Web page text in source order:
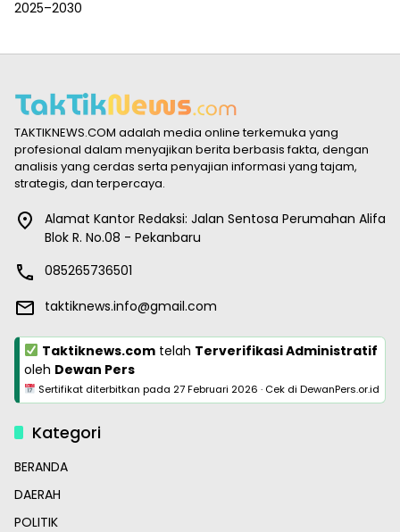
TAKTIKNEWS.COM adalah media online terkemuka yang
profesional dalam menyajikan berita berbasis fakta, dengan
analisis yang cerdas serta penyajian informasi yang tajam,
strategis, dan terpercaya.
Alamat Kantor Redaksi: Jalan Sentosa Perumahan Alifa
Blok R. No.08 - Pekanbaru
085265736501
taktiknews.info@gmail.com
Taktiknews.comtelah Terverifikasi Administratif
oleh Dewan Pers
Sertifikat diterbitkan pada 27 Februari 2026 · Cek di DewanPers.or.id
Kategori
BERANDA
DAERAH
POLITIK